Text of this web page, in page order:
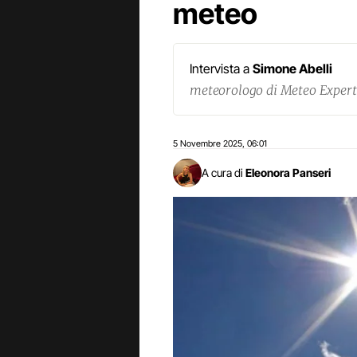
meteo
Intervista a Simone Abelli
meteorologo di Meteo
5 Novembre 2025 06:01
A cura di Eleonora Panseri